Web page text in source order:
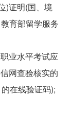
)证明(国、境
育部留学服务
业水平考试应
网查验核实的
在线验证码);